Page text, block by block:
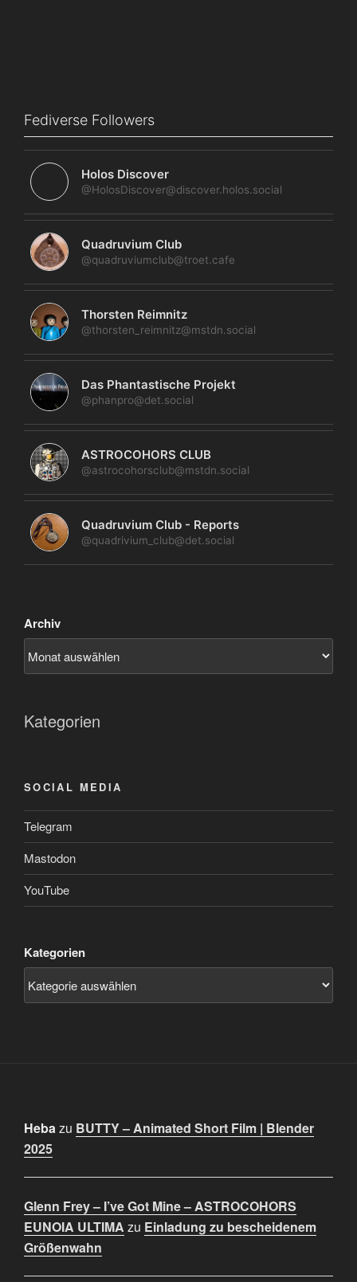
Fediverse Followers
Holos Discover
@HolosDiscover@discover.holos.social
Quadruvium Club
@quadruviumclub@troet.cafe
Thorsten Reimnitz
@thorsten_reimnitz@mstdn.social
Das Phantastische Projekt
@phanpro@det.social
ASTROCOHORS CLUB
@astrocohorsclub@mstdn.social
Quadruvium Club - Reports
@quadrivium_club@det.social
Archiv
Kategorien
SOCIAL MEDIA
Telegram
Mastodon
YouTube
Kategorien
Hebazu BUTTY – Animated Short Film | Blender
2025
Glenn Frey – I’ve Got Mine – ASTROCOHORS
EUNOIA ULTIMA zu Einladung zu bescheidenem
Größenwahn